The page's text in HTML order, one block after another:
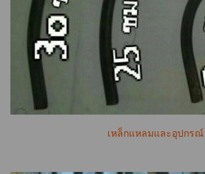
เหล็กแหลมและอุปกรณ์